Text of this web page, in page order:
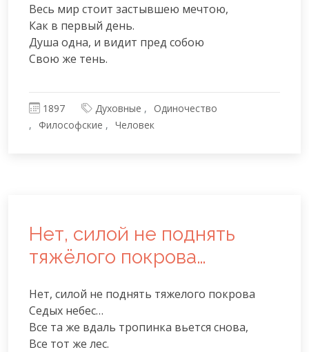
Весь мир стоит застывшею мечтою,
Как в первый день.
Душа одна, и видит пред собою
Свою же тень.
1897 Духовные
Одиночество
Философские
Человек
Нет, силой не поднять
тяжёлого покрова…
Нет, силой не поднять тяжелого покрова
Седых небес…
Все та же вдаль тропинка вьется снова,
Все тот же лес.